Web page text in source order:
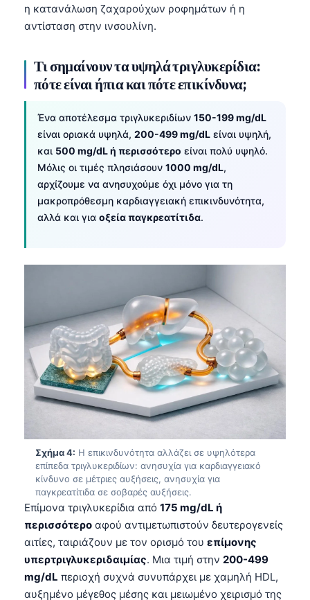
η κατανάλωση ζαχαρούχων ροφημάτων ή η
αντίσταση στην ινσουλίνη.
Τι σημαίνουν τα υψηλά τριγλυκερίδια:
πότε είναι ήπια και πότε επικίνδυνα;
Ένα αποτέλεσμα τριγλυκεριδίων 150-199 mg/dL
είναι οριακά υψηλά, 200-499 mg/dL είναι υψηλή,
και 500 mg/dL ή περισσότερο είναι πολύ υψηλό.
Μόλις οι τιμές πλησιάσουν 1000 mg/dL,
αρχίζουμε να ανησυχούμε όχι μόνο για τη
μακροπρόθεσμη καρδιαγγειακή επικινδυνότητα,
αλλά και για οξεία παγκρεατίτιδα.
Σχήμα 4: Η επικινδυνότητα αλλάζει σε υψηλότερα
επίπεδα τριγλυκεριδίων: ανησυχία για καρδιαγγειακό
κίνδυνο σε μέτριες αυξήσεις, ανησυχία για
παγκρεατίτιδα σε σοβαρές αυξήσεις.
Επίμονα τριγλυκερίδια από 175 mg/dL ή
περισσότερο αφού αντιμετωπιστούν δευτερογενείς
αιτίες, ταιριάζουν με τον ορισμό του επίμονης
υπερτριγλυκεριδαιμίας. Μια τιμή στην 200-499
mg/dL περιοχή συχνά συνυπάρχει με χαμηλή HDL,
αυξημένο μέγεθος μέσης και μειωμένο χειρισμό της